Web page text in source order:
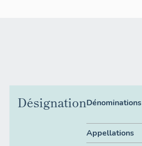
DésignationDénominations
Appellations